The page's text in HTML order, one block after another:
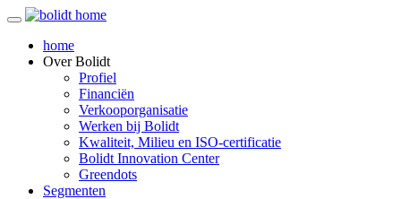
home
OverBolidt
Profiel
Financiën
Verkooporganisatie
Werken bij Bolidt
Kwaliteit, Milieu en ISO-certificatie
Bolidt Innovation Center
Greendots
Segmenten